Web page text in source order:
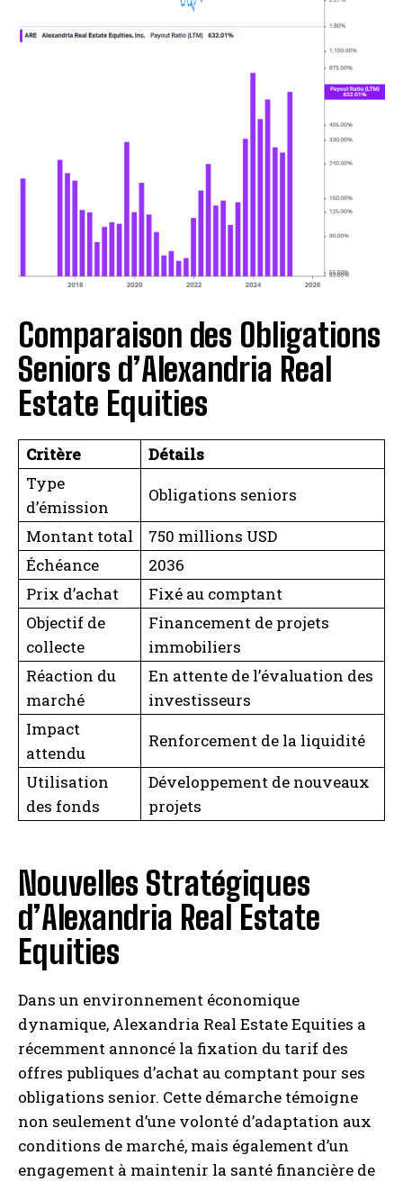
Comment convaincre un propriétaire d'un
bien immobilier de vendre ?
Comparaison des Obligations
Seniors d’Alexandria Real
Estate Equities
Critère
Détails
Type
d’émission
Obligations seniors
Montant total
750 millions USD
Échéance
2036
Prix d’achat
Fixé au comptant
Objectif de
collecte
Financement de projets
immobiliers
Réaction du
marché
En attente de l’évaluation des
investisseurs
Impact
attendu
Renforcement de la liquidité
Utilisation
des fonds
Développement de nouveaux
projets
Nouvelles Stratégiques
d’Alexandria Real Estate
Equities
Dans un environnement économique
dynamique, Alexandria Real Estate Equities a
récemment annoncé la fixation du tarif des
offres publiques d’achat au comptant pour ses
obligations senior. Cette démarche témoigne
non seulement d’une volonté d’adaptation aux
conditions de marché, mais également d’un
engagement à maintenir la santé financière de